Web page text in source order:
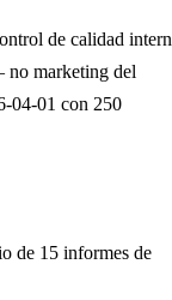
de calidad
no marketing del
04-01 con 250
de 15 informes de